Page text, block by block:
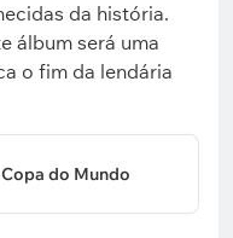
da história.
álbum será uma
o fim da lendária
do Mundo